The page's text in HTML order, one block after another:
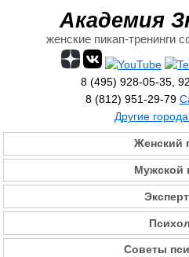
Академия
женские пикап-тренинги
8 (495) 928-05-35,
8 (812) 951-29-79
Другие
Женский
Мужской
Советы